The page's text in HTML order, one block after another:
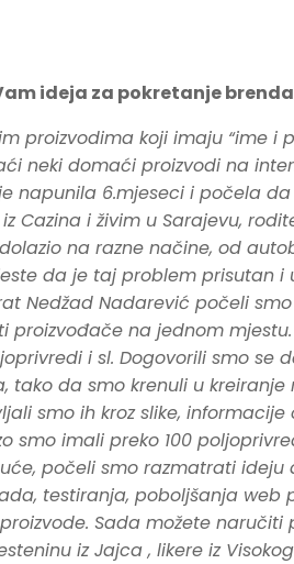
ideja za pokretanje
koji imaju “ime i
neki domaći proizvodi na
napunila 6.mjeseci i počela
Cazina i živim u Sarajevu,
na razne načine, od
da je taj problem prisutan i
Nedžad Nadarević počeli
na jednom
i sl. Dogovorili smo se
da smo krenuli u
smo ih kroz slike,
imali preko 100
počeli smo razmatrati
testiranja, poboljšanja
Sada možete naručiti
iz Jajca , likere iz